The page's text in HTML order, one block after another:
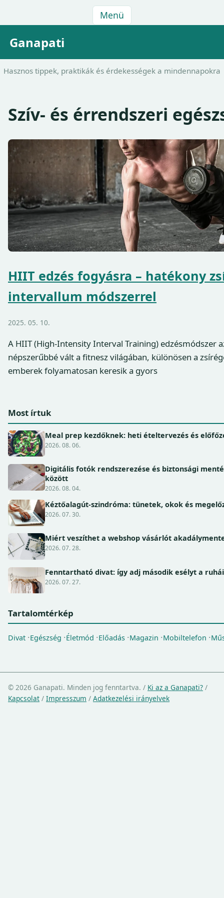
Menü
Ganapati
Hasznos tippek, praktikák és érdekességek a mindennapokra
Szív- és érrendszeri
HIIT edzés fogyásra – hatékony
intervallum módszerrel
2025. 05. 10.
A HIIT (High-Intensity Interval Training) edzésmódszer
népszerűbbé vált a fitnesz világában, különösen a
emberek folyamatosan keresik a gyors
Most írtuk
Meal prep kezdőknek: heti ételtervezés és
2026. 08. 06.
Digitális fotók rendszerezése és biztonsági
között
2026. 08. 04.
Kéztőalagút-szindróma: tünetek, okok és
2026. 07. 30.
Miért veszíthet a webshop vásárlót
2026. 07. 28.
Fenntartható divat: így adj második esélyt a
2026. 07. 27.
Tartalomtérkép
Divat Egészség Életmód Előadás Magazin Mobiltelefon
© 2026 Ganapati. Minden jog fenntartva. / Ki az a Ganapati? /
Kapcsolat / Impresszum / Adatkezelési irányelvek